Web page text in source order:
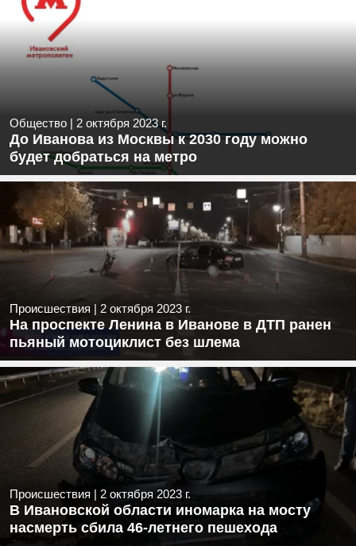
Общество | 2 октября 2023 г.
До Иванова из Москвы к 2030 году можно
будет добраться на метро
Происшествия | 2 октября 2023 г.
На проспекте Ленина в Иванове в ДТП ранен
пьяный мотоциклист без шлема
Происшествия | 2 октября 2023 г.
В Ивановской области иномарка на мосту
насмерть сбила 46-летнего пешехода